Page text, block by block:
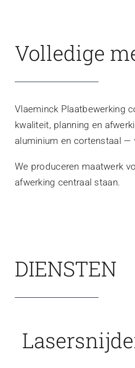
Volledige
Vlaeminck Plaatbewerking
kwaliteit, planning en
aluminium en cortenstaal —
We produceren maatwerk
afwerking centraal staan.
DIENSTEN